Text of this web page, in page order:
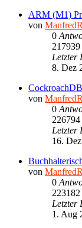
ARM (M1)
von
0
217939
Letzter
8. Dez
von
0
226794
Letzter
16.
von
0
223182
Letzter
1. Aug